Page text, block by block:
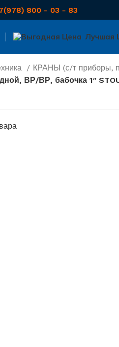
800 - 03 - 83
Лучшая
КРАНЫ (с/т приборы,
ВР/ВР, бабочка 1″